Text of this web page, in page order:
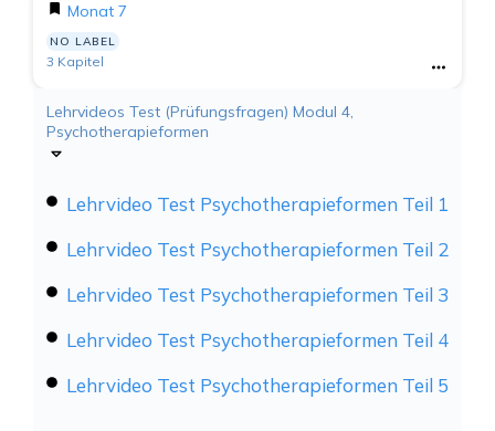
Monat 7
NO LABEL
3 Kapitel
Lehrvideos Test (Prüfungsfragen) Modul 4,
Psychotherapieformen
Lehrvideo Test Psychotherapieformen Teil 1
Lehrvideo Test Psychotherapieformen Teil 2
Lehrvideo Test Psychotherapieformen Teil 3
Lehrvideo Test Psychotherapieformen Teil 4
Lehrvideo Test Psychotherapieformen Teil 5